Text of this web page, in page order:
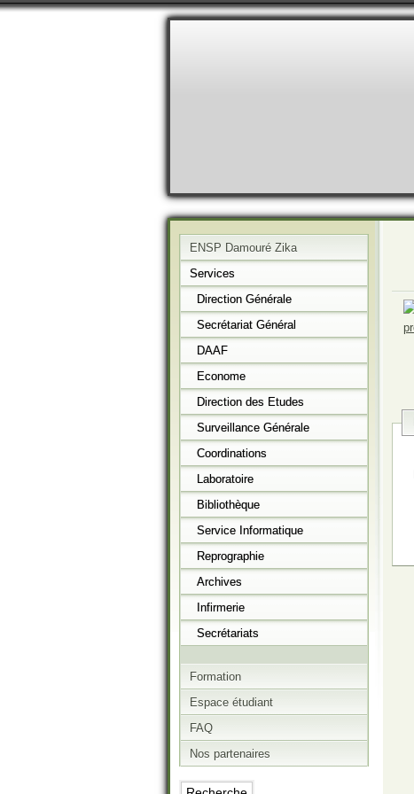
ENSP Damouré Zika
Services
Direction Générale
Secrétariat Général
DAAF
Econome
Direction des Etudes
Surveillance Générale
Coordinations
Laboratoire
Bibliothèque
Service Informatique
Reprographie
Archives
Infirmerie
Secrétariats
Formation
Espace étudiant
FAQ
Nos partenaires